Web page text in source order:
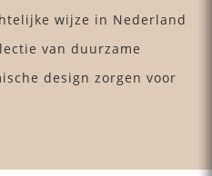
wijze in Nederland
van duurzame
design zorgen voor